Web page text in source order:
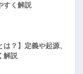
すく解説
は？】定義や起源、
解説